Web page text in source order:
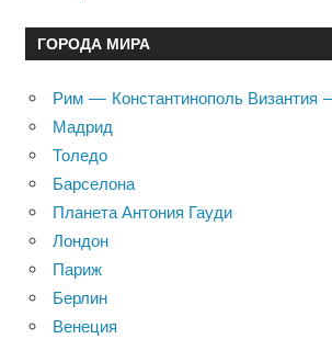
ГОРОДА МИРА
Рим — Константинополь Византия
Мадрид
Толедо
Барселона
Планета Антония Гауди
Лондон
Париж
Берлин
Венеция